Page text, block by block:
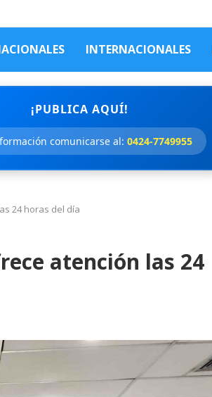
INTERNACIONALES
¡PUBLICA AQUÍ!
comunicarse al: 0424-7749955
24 horas del día
atención las 24